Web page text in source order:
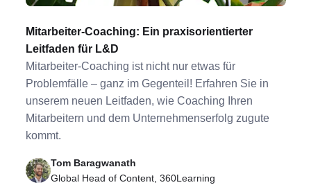
Mitarbeiter-Coaching: Ein praxisorientierter
Leitfaden für L&D
Mitarbeiter-Coaching ist nicht nur etwas für
Problemfälle – ganz im Gegenteil! Erfahren Sie in
unserem neuen Leitfaden, wie Coaching Ihren
Mitarbeitern und dem Unternehmenserfolg zugute
kommt.
Tom Baragwanath
Global Head of Content, 360Learning